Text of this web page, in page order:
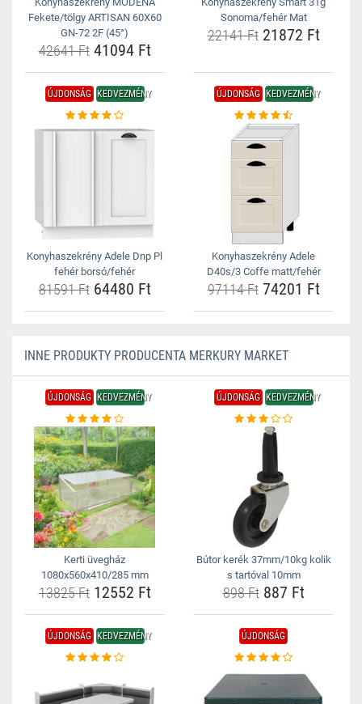
Fekete/tölgy ARTISAN 60X60
GN-72 2F (45°)
42641 Ft41094 Ft
Sonoma/fehér Mat
22141 Ft21872 Ft
ÚJDONSÁG KEDVEZMÉNY
Konyhaszekrény Adele Dnp Pl
fehér borsó/fehér
81591 Ft64480 Ft
ÚJDONSÁG KEDVEZMÉNY
Konyhaszekrény Adele
D40s/3 Coffe matt/fehér
97114 Ft74201 Ft
INNE PRODUKTY PRODUCENTA MERKURY MARKET
ÚJDONSÁG KEDVEZMÉNY
Kerti üvegház
1080x560x410/285 mm
13825 Ft12552 Ft
ÚJDONSÁG KEDVEZMÉNY
Bútor kerék 37mm/10kg kolik
s tartóval 10mm
898 Ft887 Ft
ÚJDONSÁG KEDVEZMÉNY ÚJDONSÁG